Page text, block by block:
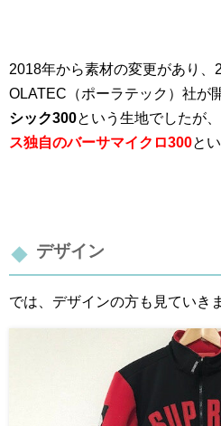
2018年から素材の変更があり
OLATEC（ポーラテック）社が
シック300という生地でしたが
ス独自のバーサマイクロ300と
デザイン
では、デザインの方も見ていき